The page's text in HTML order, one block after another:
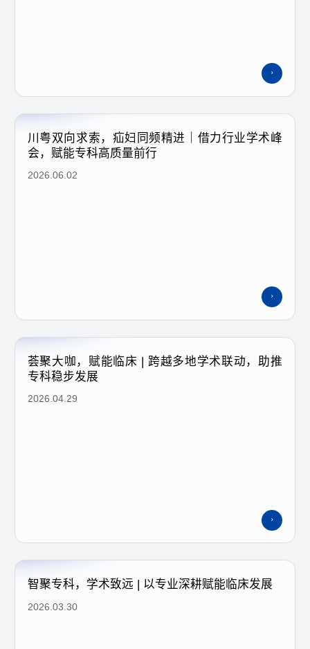
2026.06.02
川粤双向求索，疝妇同频精进｜借力行业学术峰
会，赋能专科高质量前行
2026.04.29
荟聚大咖，赋能临床 | 跨越多地学术联动，助推
专科稳步发展
2026.03.30
智聚专科，学术致远 | 以专业深耕赋能临床发展